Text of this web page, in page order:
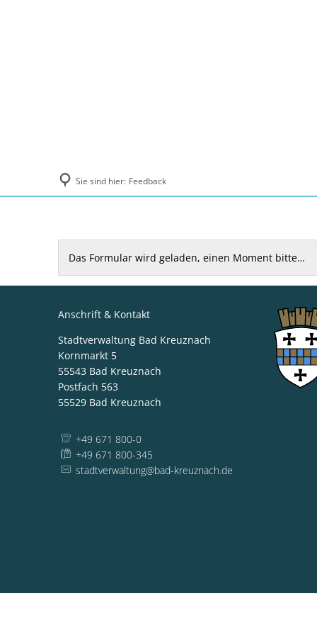
Sie sind hier: Feedback
FeedbackDas Formular wird geladen, einen Moment bitte…
Anschrift & Kontakt
Stadtverwaltung Bad Kreuznach
Kornmarkt 5
55543 Bad Kreuznach
Postfach 563
55529 Bad Kreuznach
+49 671 800-0
+49 671 800-345
stadtverwaltung@bad-kreuznach.de